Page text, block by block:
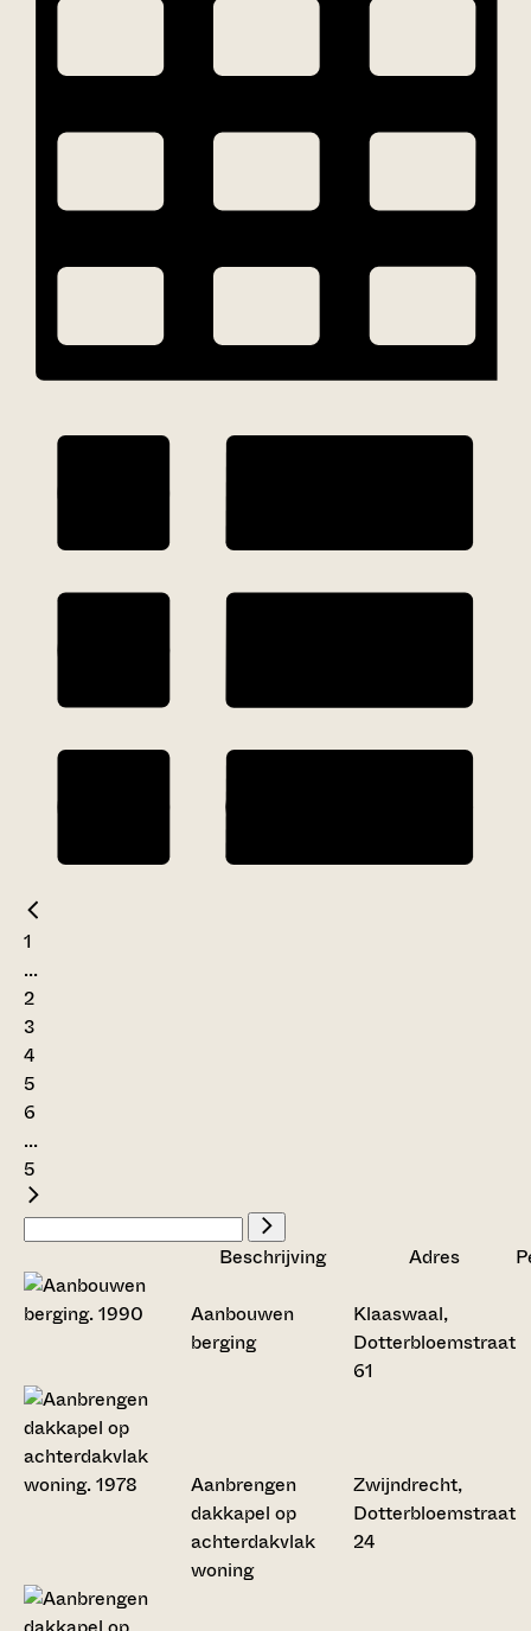
1
...
2
3
4
5
6
...
5
Beschrijving Adres
Aanbouwen
berging
Klaaswaal,
Dotterbloemstraat
61
Aanbrengen
dakkapel op
achterdakvlak
woning
Zwijndrecht,
Dotterbloemstraat
24